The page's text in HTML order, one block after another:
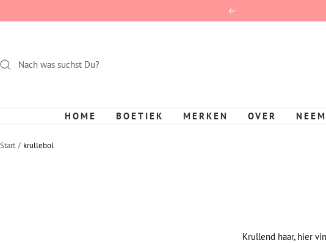
naar
Terug
HOME BOETIEK MERKEN OVER
Start krullebol
Krullend haar, hier